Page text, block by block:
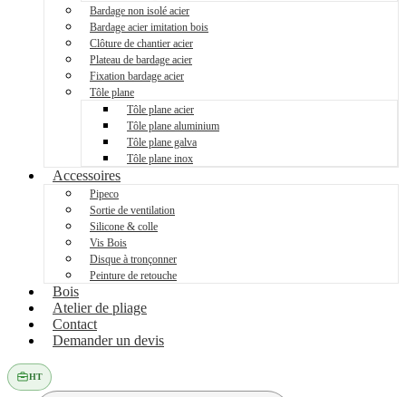
Bardage non isolé acier
Bardage acier imitation bois
Clôture de chantier acier
Plateau de bardage acier
Fixation bardage acier
Tôle plane
Tôle plane acier
Tôle plane aluminium
Tôle plane galva
Tôle plane inox
Accessoires
Pipeco
Sortie de ventilation
Silicone & colle
Vis Bois
Disque à tronçonner
Peinture de retouche
Bois
Atelier de pliage
Contact
Demander un devis
HT